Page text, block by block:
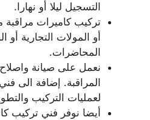
التسجيل ليلا أو نهارا.
تركيب كاميرات مراقبة
أو المولات التجارية
المحاضرات.
نعمل على صيانة
المراقبة. إضافة الى
لعمليات التركيب
أيضا نوفر فني تركيب